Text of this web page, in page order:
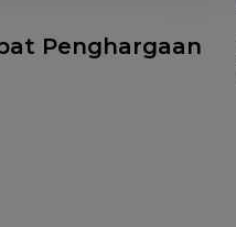
Penghargaan